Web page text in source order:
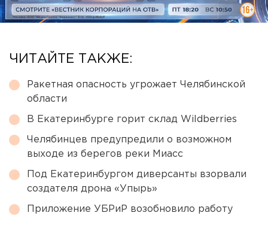
ЧИТАЙТЕ ТАКЖЕ:
Ракетная опасность угрожает Челябинской
области
В Екатеринбурге горит склад Wildberries
Челябинцев предупредили о возможном
выходе из берегов реки Миасс
Под Екатеринбургом диверсанты взорвали
создателя дрона «Упырь»
Приложение УБРиР возобновило работу